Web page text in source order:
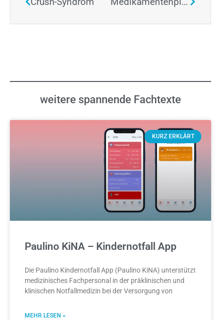
weitere spannende Fachtexte
KURZ ERKLÄRT
Paulino KiNA – Kindernotfall App
Die Paulino Kindernotfall App (Paulino KiNA) unterstützt
medizinisches Fachpersonal in der präklinischen und
klinischen Notfallmedizin bei der Versorgung von
MEHR LESEN »